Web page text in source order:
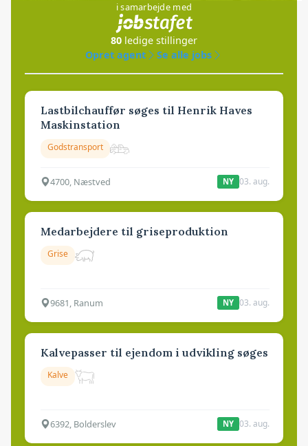
i samarbejde med
80 ledige stillinger
Opret agent
Se alle jobs
Lastbilchauffør søges til Henrik Haves
Maskinstation
Godstransport
4700, Næstved NY 03. aug.
Medarbejdere til griseproduktion
Grise
9681, Ranum NY 03. aug.
Kalvepasser til ejendom i udvikling søges
Kalve
6392, Bolderslev NY 03. aug.